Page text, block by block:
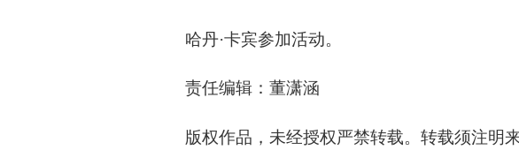
哈丹·卡宾参加活动。
责任编辑：董潇涵
版权作品，未经授权严禁转载。转载须注明